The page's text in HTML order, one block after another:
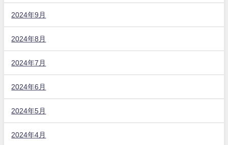
2024年9月
2024年8月
2024年7月
2024年6月
2024年5月
2024年4月